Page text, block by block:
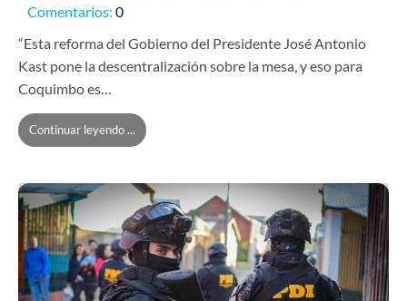
Comentarios: 0
“Esta reforma del Gobierno del Presidente José Antonio
Kast pone la descentralización sobre la mesa, y eso para
Coquimbo es…
Continuar leyendo ...